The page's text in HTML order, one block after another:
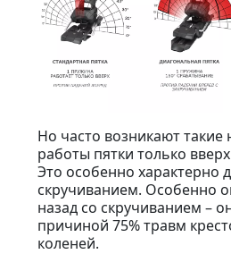
Но часто возникают такие
работы пятки только
Это особенно характерно
скручиванием. Особенно
назад со скручиванием –
причиной 75% травм
коленей.